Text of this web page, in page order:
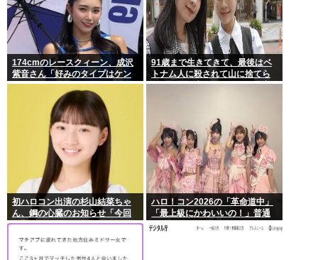
174cmのレースクィーン、成沢
紫音さん「好みのタイプはケン
モメン」
91歳まで生きてきて、最後はベ
トナム人に殺されて山に捨てら
れるって日本終わってんだろ高
初ハロコン出演の杉山結菜ちゃ
ん、鋼の心臓のお知らせ「今回
も緊張してません」
ハロ！コン2026の「革命道中」
「最上級にかわいいの！」普通
に好評wwwww